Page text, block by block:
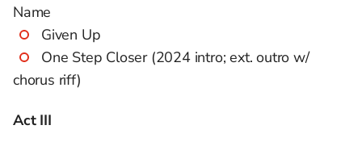
Name
Given Up
One Step Closer (2024 intro; ext. outro w/
chorus riff)
Act III